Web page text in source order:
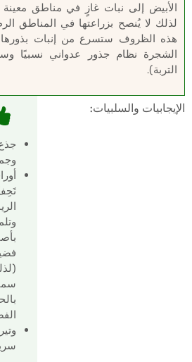
الأبيض إلى نبات غازٍ في مناطق معينة
لذلك لا يُنصح بزراعتها في المناطق
هذه الظروف ستسرع من إنبات بذورها
الشجرة نظام جذور عدواني نسبيًا
التربة).
الإيجابيات والسلبيات: